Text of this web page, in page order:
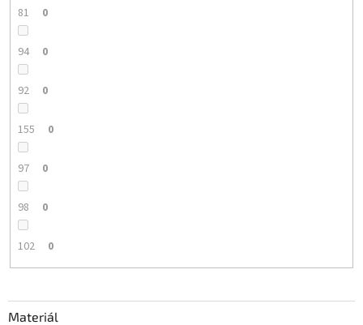
81 0
94 0
92 0
155 0
97 0
98 0
102 0
Materiál